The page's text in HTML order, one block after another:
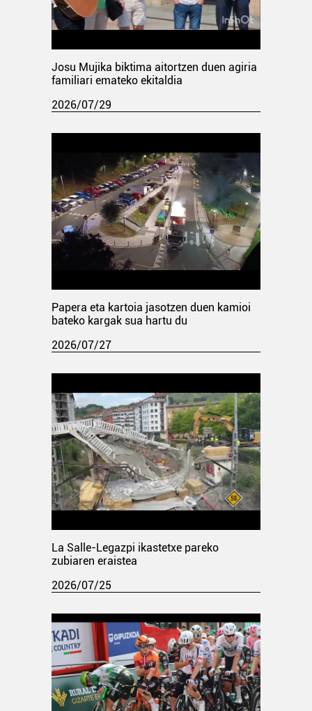
Josu Mujika biktima aitortzen duen agiria
familiari emateko ekitaldia
2026/07/29
Papera eta kartoia jasotzen duen kamioi
bateko kargak sua hartu du
2026/07/27
La Salle-Legazpi ikastetxe pareko
zubiaren eraistea
2026/07/25